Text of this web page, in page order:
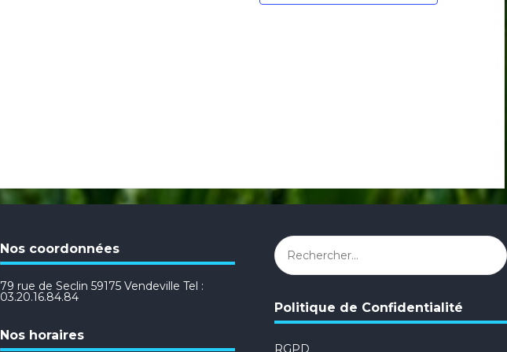
Nos coordonnées
79 rue de Seclin 59175 Vendeville Tel :
03.20.16.84.84
Nos horaires
Rechercher :
Politique de Confidentialité
RGPD